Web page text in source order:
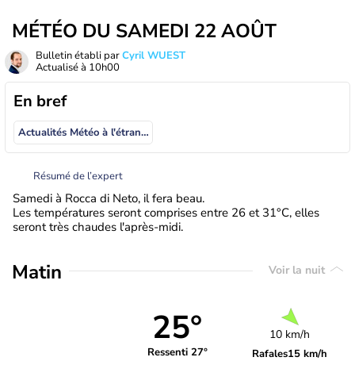
MÉTÉO DU SAMEDI 22 AOÛT
Bulletin établi parCyril WUEST
Actualisé à 10h00
En bref
Actualités Météo à l'étranger
Résumé de l’expert
Samedi à Rocca di Neto, il fera beau.
Les températures seront comprises entre 26 et 31°C, elles
seront très chaudes l'après-midi.
Matin Voir la nuit
25°
Ressenti 27°
10 km/h
Rafales15 km/h